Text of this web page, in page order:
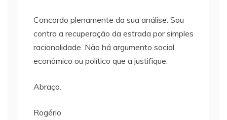
Concordo plenamente da sua análise. Sou
contra a recuperação da estrada por simples
racionalidade. Não há argumento social,
econômico ou político que a justifique.
Abraço.
Rogério